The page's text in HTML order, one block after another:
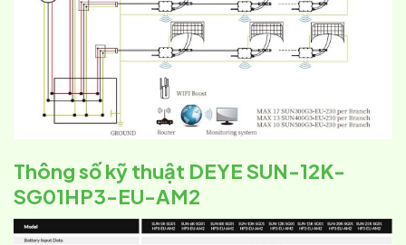
Thông số kỹ thuật DEYE SUN-12K-
SG01HP3-EU-AM2